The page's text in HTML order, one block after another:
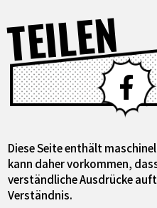
TEILEN
Diese Seite enthält
kann daher vorkommen,
verständliche Ausdrücke
Verständnis.